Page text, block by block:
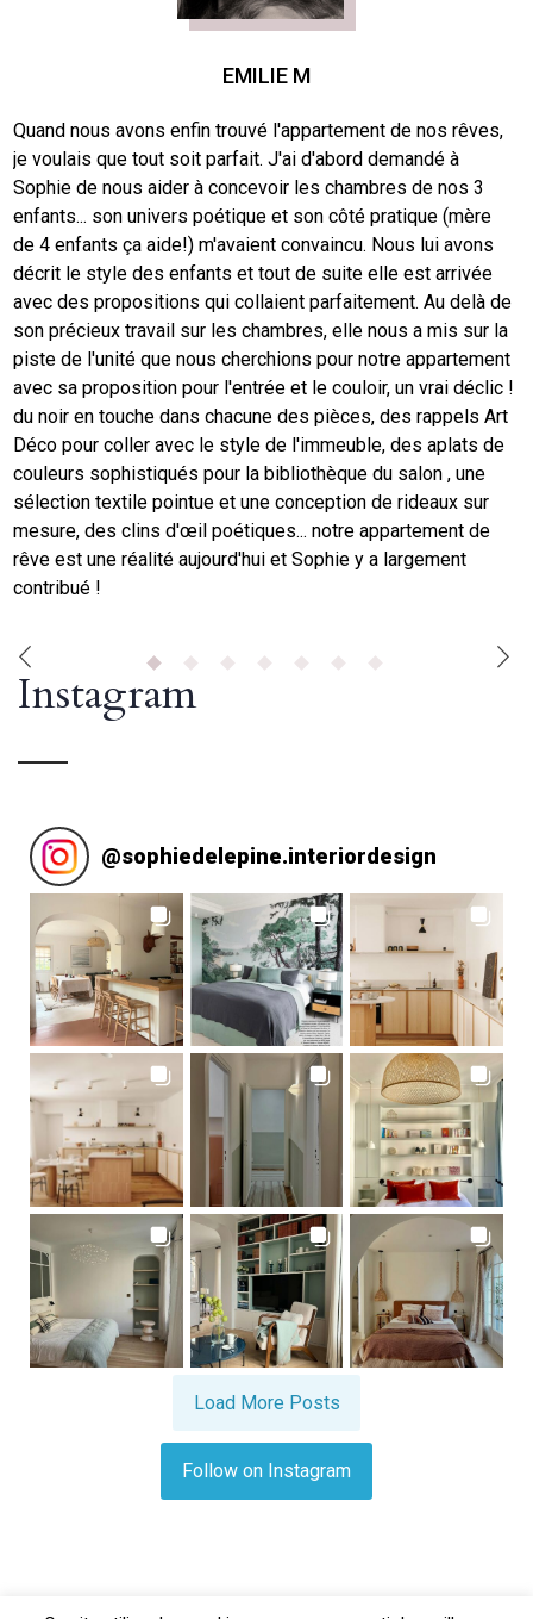
EMILIE M
Quand nous avons enfin trouvé l'appartement de nos rêves,
je voulais que tout soit parfait. J'ai d'abord demandé à
Sophie de nous aider à concevoir les chambres de nos 3
enfants... son univers poétique et son côté pratique (mère
de 4 enfants ça aide!) m'avaient convaincu. Nous lui avons
décrit le style des enfants et tout de suite elle est arrivée
avec des propositions qui collaient parfaitement. Au delà de
son précieux travail sur les chambres, elle nous a mis sur la
piste de l'unité que nous cherchions pour notre appartement
avec sa proposition pour l'entrée et le couloir, un vrai déclic !
du noir en touche dans chacune des pièces, des rappels Art
Déco pour coller avec le style de l'immeuble, des aplats de
couleurs sophistiqués pour la bibliothèque du salon , une
sélection textile pointue et une conception de rideaux sur
mesure, des clins d'œil poétiques... notre appartement de
rêve est une réalité aujourd'hui et Sophie y a largement
contribué !
Instagram
@sophiedelepine.interiordesign
Load More Posts
Follow on Instagram